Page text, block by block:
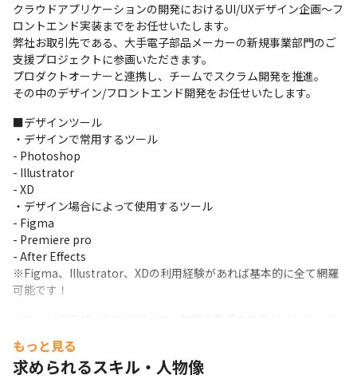
クラウドアプリケーションの開発におけるUI/UXデザイン企画～フ
ロントエンド実装までをお任せいたします。
弊社お取引先である、大手電子部品メーカーの新規事業部門のご
支援プロジェクトに参画いただきます。
プロダクトオーナーと連携し、チームでスクラム開発を推進。
その中のデザイン/フロントエンド開発をお任せいたします。
■デザインツール
・デザインで常用するツール
- Photoshop
- Illustrator
- XD
・デザイン場合によって使用するツール
- Figma
- Premiere pro
- After Effects
※Figma、Illustrator、XDの利用経験があれば基本的に全て網羅
可能です！
★豊富な教育研修制度：デンソーやTOTOといった大手メーカー
向けに技術者研修を行うほど、先端技術教育が充実。スキルアッ
もっと見る
求められるスキル・人物像